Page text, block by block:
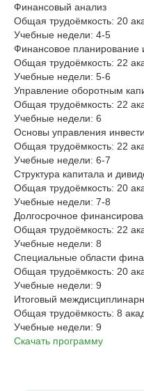
Финансовый анализ
Общая трудоёмкость: 20
Учебные недели: 4-5
Финансовое планирование
Общая трудоёмкость: 22
Учебные недели: 5-6
Управление оборотным
Общая трудоёмкость: 22
Учебные недели: 6
Основы управления
Общая трудоёмкость: 22
Учебные недели: 6-7
Структура капитала и
Общая трудоёмкость: 20
Учебные недели: 7-8
Долгосрочное
Общая трудоёмкость: 22
Учебные недели: 8
Специальные области
Общая трудоёмкость: 20
Учебные недели: 9
Итоговый
Общая трудоёмкость: 8
Учебные недели: 9
Скачать программу